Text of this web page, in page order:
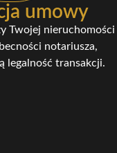
umowy
Twojej nieruchomości
notariusza,
legalność transakcji.